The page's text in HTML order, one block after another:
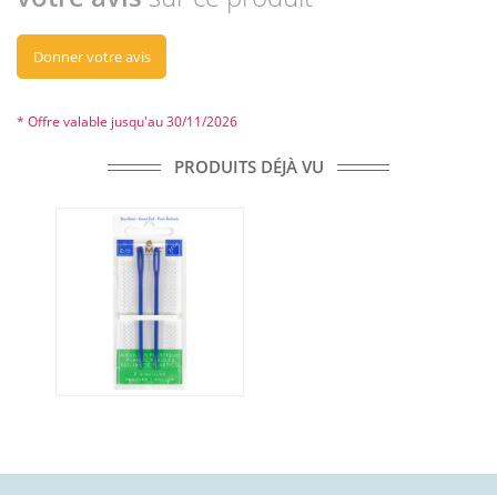
Donner votre avis
* Offre valable jusqu'au 30/11/2026
PRODUITS DÉJÀ VU